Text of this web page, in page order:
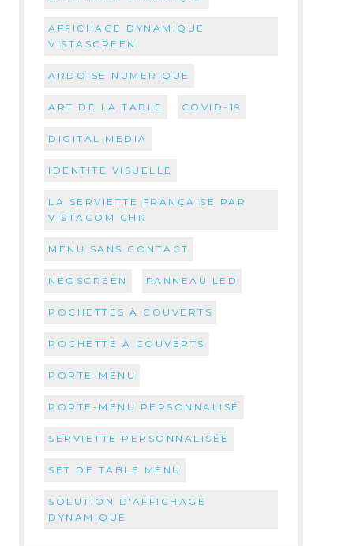
AFFICHAGE DYNAMIQUE
VISTASCREEN
ARDOISE NUMERIQUE
ART DE LA TABLE COVID-19
DIGITAL MEDIA
IDENTITÉ VISUELLE
LA SERVIETTE FRANÇAISE PAR
VISTACOM CHR
MENU SANS CONTACT
NEOSCREEN PANNEAU LED
POCHETTES À COUVERTS
POCHETTE À COUVERTS
PORTE-MENU
PORTE-MENU PERSONNALISÉ
SERVIETTE PERSONNALISÉE
SET DE TABLE MENU
SOLUTION D'AFFICHAGE
DYNAMIQUE